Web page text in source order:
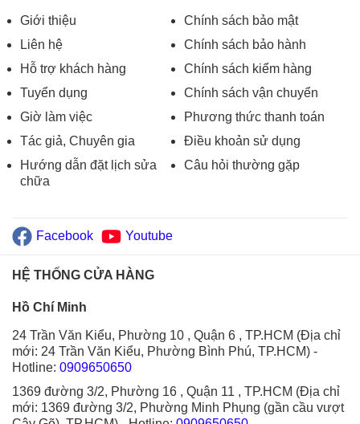
Giới thiệu
Liên hệ
Hỗ trợ khách hàng
Tuyển dụng
Giờ làm việc
Tác giả, Chuyên gia
Hướng dẫn đặt lịch sửa
chữa
Chính sách bảo mật
Chính sách bảo hành
Chính sách kiểm hàng
Chính sách vận chuyển
Phương thức thanh toán
Điều khoản sử dụng
Câu hỏi thường gặp
Facebook Youtube
HỆ THỐNG CỬA HÀNG
Hồ Chí Minh
24 Trần Văn Kiểu, Phường 10 , Quận 6 , TP.HCM (Địa chỉ
mới: 24 Trần Văn Kiểu, Phường Bình Phú, TP.HCM) -
Hotline: 0909650650
1369 đường 3/2, Phường 16 , Quận 11 , TP.HCM (Địa chỉ
mới: 1369 đường 3/2, Phường Minh Phụng (gần cầu vượt